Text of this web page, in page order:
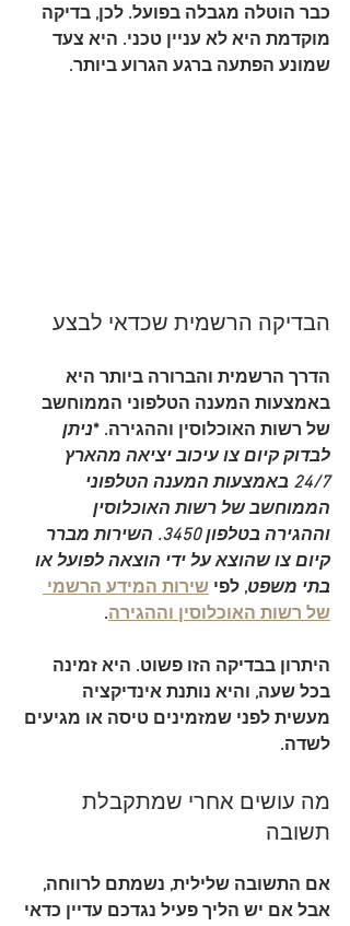
כבר הוטלה מגבלה בפועל. לכן, בדיקה
מוקדמת היא לא עניין טכני. היא צעד
שמונע הפתעה ברגע הגרוע ביותר.
הבדיקה הרשמית שכדאי לבצע
הדרך הרשמית והברורה ביותר היא
באמצעות המענה הטלפוני הממוחשב
של רשות האוכלוסין וההגירה. *ניתן
לבדוק קיום צו עיכוב יציאה מהארץ
24/7 באמצעות המענה הטלפוני
הממוחשב של רשות האוכלוסין
וההגירה בטלפון
3450. השירות מברר
קיום צו שהוצא על ידי הוצאה לפועל או
בתי משפט, לפי שירות המידע הרשמי
של רשות האוכלוסין וההגירה.
היתרון בבדיקה הזו פשוט. היא זמינה
בכל שעה, והיא נותנת אינדיקציה
מעשית לפני שמזמינים טיסה או מגיעים
לשדה.
מה עושים אחרי שמתקבלת
תשובה
אם התשובה שלילית, נשמתם לרווחה,
אבל אם יש הליך פעיל נגדכם עדיין כדאי